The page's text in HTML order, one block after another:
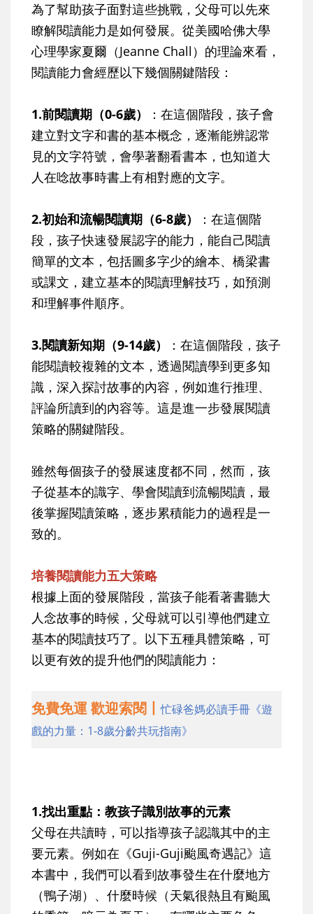
為了幫助孩子面對這些挑戰，父母可以先來
瞭解閱讀能力是如何發展。從美國哈佛大學
心理學家夏爾（Jeanne Chall）的理論來看，
閱讀能力會經歷以下幾個關鍵階段：
1.前閱讀期（0-6歲）
：在這個階段，孩子會
建立對文字和書的基本概念，逐漸能辨認常
見的文字符號，會學著翻看書本，也知道大
人在唸故事時書上有相對應的文字。
2.初始和流暢閱讀期（6-8歲）
：在這個階
段，孩子快速發展認字的能力，能自己閱讀
簡單的文本，包括圖多字少的繪本、橋梁書
或課文，建立基本的閱讀理解技巧，如預測
和理解事件順序。
3.閱讀新知期（9-14歲）
：在這個階段，孩子
能閱讀較複雜的文本，透過閱讀學到更多知
識，深入探討故事的內容，例如進行推理、
評論所讀到的內容等。這是進一步發展閱讀
策略的關鍵階段。
雖然每個孩子的發展速度都不同，然而，孩
子從基本的識字、學會閱讀到流暢閱讀，最
後掌握閱讀策略，逐步累積能力的過程是一
致的。
培養閱讀能力五大策略
根據上面的發展階段，當孩子能看著書聽大
人念故事的時候，父母就可以引導他們建立
基本的閱讀技巧了。以下五種具體策略，可
以更有效的提升他們的閱讀能力：
免費免運 歡迎索閱丨忙碌爸媽必讀手冊《遊
戲的力量：1-8歲分齡共玩指南》
1.找出重點：教孩子識別故事的元素
父母在共讀時，可以指導孩子認識其中的主
要元素。例如在《Guji-Guji颱風奇遇記》這
本書中，我們可以看到故事發生在什麼地方
（鴨子湖）、什麼時候（天氣很熱且有颱風